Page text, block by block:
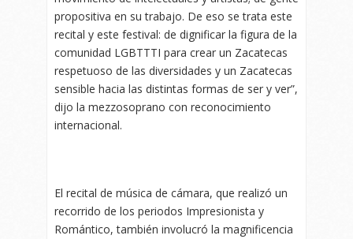
propositiva en su trabajo. De eso se trata este
recital y este festival: de dignificar la figura de la
comunidad LGBTTTI para crear un Zacatecas
respetuoso de las diversidades y un Zacatecas
sensible hacia las distintas formas de ser y ver”,
dijo la mezzosoprano con reconocimiento
internacional.
El recital de música de cámara, que realizó un
recorrido de los periodos Impresionista y
Romántico, también involucró la magnificencia